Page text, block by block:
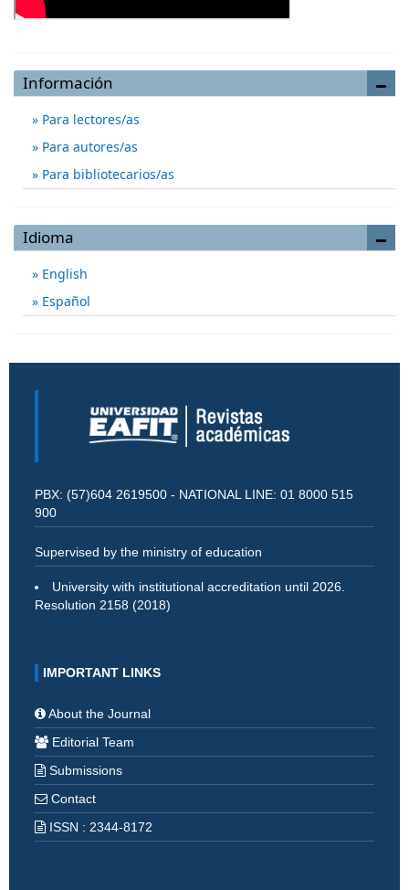
Información
Para lectores/as
Para autores/as
Para bibliotecarios/as
Idioma
English
Español
PBX: (57)604 2619500 - NATIONAL LINE: 01 8000 515
900
Supervised by the ministry of education
University with institutional accreditation until 2026.
Resolution 2158 (2018)
IMPORTANT LINKS
About the Journal
Editorial Team
Submissions
Contact
ISSN : 2344-8172